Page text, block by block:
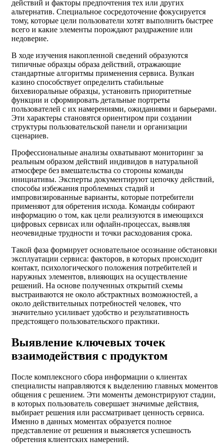
действий и факторы предпочтения тех или других
альтернатив. Специальное сосредоточение фокусируется
тому, которые цели пользователи хотят выполнить быстрее
всего и какие элементы порождают раздражение или
недоверие.
В ходе изучения накопленной сведений образуются
типичные образцы образа действий, отражающие
стандартные алгоритмы применения сервиса. Вулкан
казино способствует определить стабильные
бихевиоральные образцы, установить приоритетные
функции и сформировать детальные портреты
пользователей с их намерениями, ожиданиями и барьерами.
Эти характеры становятся ориентиром при создании
структуры пользовательской панели и организации
сценариев.
Профессиональные анализы охватывают мониторинг за
реальным образом действий индивидов в натуральной
атмосфере без вмешательства со стороны команды
инициативы. Эксперты документируют цепочку действий,
способы избежания проблемных стадий и
импровизированные варианты, которые потребители
применяют для обретения исхода. Команды собирают
информацию о том, как цели реализуются в имеющихся
цифровых сервисах или офлайн-процессах, выявляя
неочевидные трудности и точки расходования срока.
Такой фаза формирует основательное осознание обстановки
эксплуатации сервиса: факторов, в которых происходит
контакт, психологического положения потребителей и
наружных элементов, влияющих на осуществление
решений. На основе полученных открытий схемы
выстраиваются не около абстрактных возможностей, а
около действительных потребностей человек, что
значительно усиливает удобство и результативность
предстоящего пользовательского практики.
Выявление ключевых точек
взаимодействия с продуктом
После комплексного сбора информации о клиентах
специалисты направляются к выделению главных моментов
общения с решением. Эти моменты демонстрируют стадии,
в которых пользователь совершает значимые действия,
выбирает решения или рассматривает ценность сервиса.
Именно в данных моментах образуется полное
представление от решения и выясняется успешность
обретения клиентских намерений.